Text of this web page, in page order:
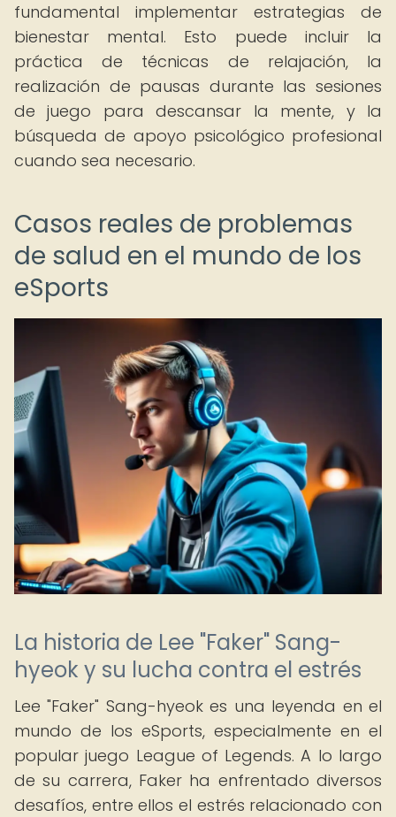
fundamental implementar estrategias de
bienestar mental. Esto puede incluir la
práctica de técnicas de relajación, la
realización de pausas durante las sesiones
de juego para descansar la mente, y la
búsqueda de apoyo psicológico profesional
cuando sea necesario.
Casos reales de problemas
de salud en el mundo de los
eSports
La historia de Lee "Faker" Sang-
hyeok y su lucha contra el estrés
Lee "Faker" Sang-hyeok es una leyenda en el
mundo de los eSports, especialmente en el
popular juego League of Legends. A lo largo
de su carrera, Faker ha enfrentado diversos
desafíos, entre ellos el estrés relacionado con